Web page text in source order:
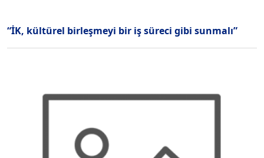
“İK, kültürel birleşmeyi bir iş süreci gibi sunmalı”